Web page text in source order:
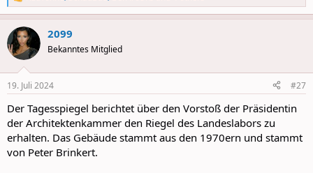
e
a
c
t
i
s
2099
Bekanntes Mitglied
19. Juli 2024 #27
Der Tagesspiegel berichtet über den Vorstoß der Präsidentin
der Architektenkammer den Riegel des Landeslabors zu
erhalten. Das Gebäude stammt aus den 1970ern und stammt
von Peter Brinkert.